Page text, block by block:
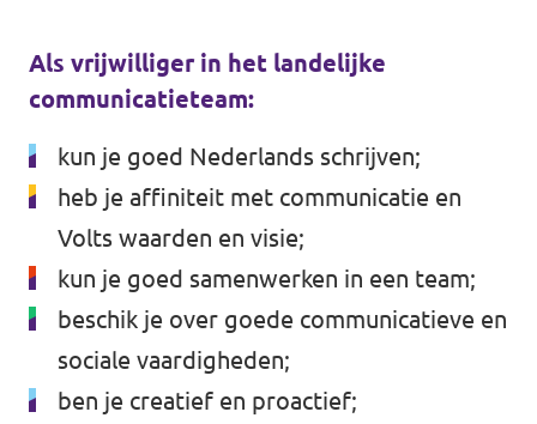
Als vrijwilliger in het landelijke
communicatieteam:
kun je goed Nederlands schrijven;
heb je affiniteit met communicatie en
Volts waarden en visie;
kun je goed samenwerken in een team;
beschik je over goede communicatieve en
sociale vaardigheden;
ben je creatief en proactief;